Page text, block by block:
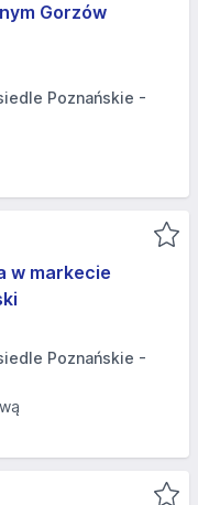
Gorzów
Poznańskie -
w markecie
Poznańskie -